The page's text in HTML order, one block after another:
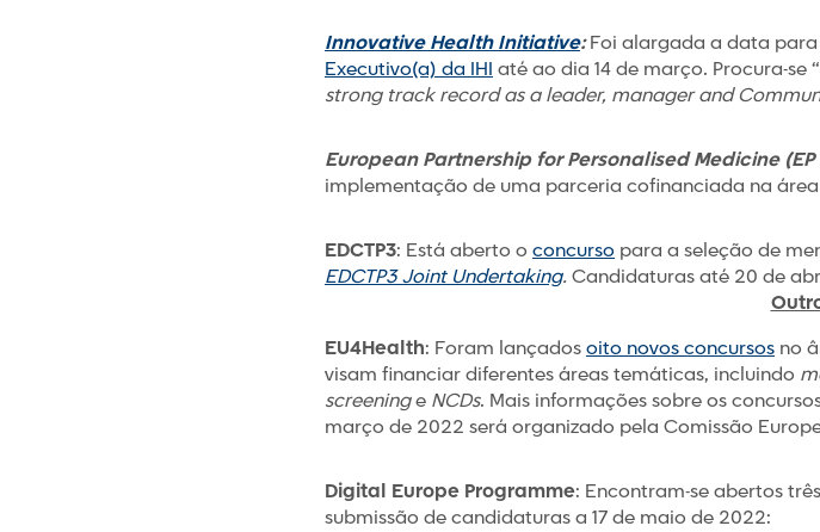
Innovative Health Initiative: Foi alargada a data
Executivo(a) da IHI até ao dia 14 de março. Procura-se “
strong track record as a leader, manager and
European Partnership for Personalised Medicine (EP
implementação de uma parceria cofinanciada na
EDCTP3: Está aberto o concurso para a seleção de
EDCTP3 Joint Undertaking.Candidaturas até 20 de
EU4Health: Foram lançadosoito novos concursos no
visam financiar diferentes áreas temáticas, incluindo
screeninge NCDs. Mais informações sobre os
março de 2022 será organizado pela Comissão
Digital Europe Programme: Encontram-se abertos
submissão de candidaturas a 17 de maio de 2022: